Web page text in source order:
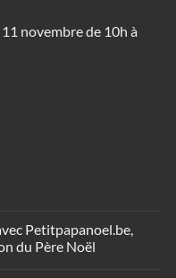
novembre de 10h à
Petitpapanoel.be,
du Père Noël